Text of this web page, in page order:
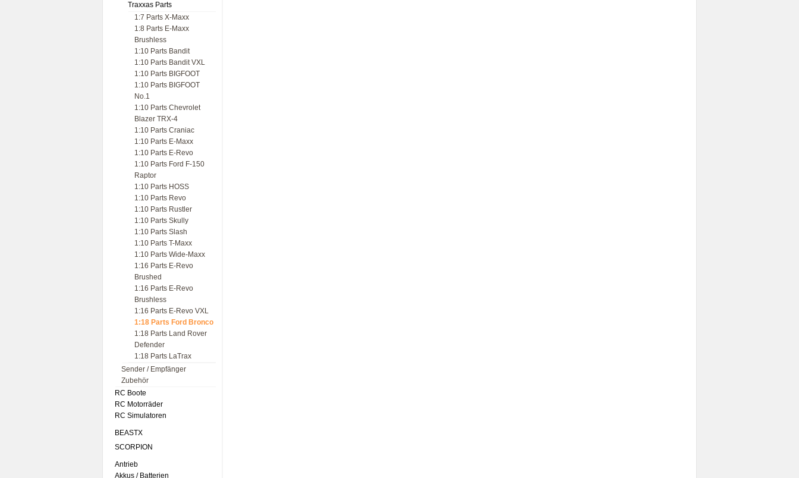
Traxxas Parts
1:7 Parts X-Maxx
1:8 Parts E-Maxx
Brushless
1:10 Parts Bandit
1:10 Parts Bandit VXL
1:10 Parts BIGFOOT
1:10 Parts BIGFOOT
No.1
1:10 Parts Chevrolet
Blazer TRX-4
1:10 Parts Craniac
1:10 Parts E-Maxx
1:10 Parts E-Revo
1:10 Parts Ford F-150
Raptor
1:10 Parts HOSS
1:10 Parts Revo
1:10 Parts Rustler
1:10 Parts Skully
1:10 Parts Slash
1:10 Parts T-Maxx
1:10 Parts Wide-Maxx
1:16 Parts E-Revo
Brushed
1:16 Parts E-Revo
Brushless
1:16 Parts E-Revo VXL
1:18 Parts Ford Bronco
1:18 Parts Land Rover
Defender
1:18 Parts LaTrax
Sender / Empfänger
Zubehör
RC Boote
RC Motorräder
RC Simulatoren
BEASTX
SCORPION
Antrieb
Akkus / Batterien